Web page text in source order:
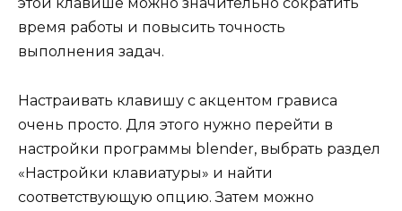
этой клавише можно значительно сократить
время работы и повысить точность
выполнения задач.
Настраивать клавишу с акцентом грависа
очень просто. Для этого нужно перейти в
настройки программы blender, выбрать раздел
«Настройки клавиатуры» и найти
соответствующую опцию. Затем можно